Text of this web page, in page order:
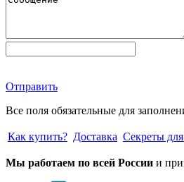
Отправить
Все поля обязательные для
Как купить? Доставка Секреты
Мы работаем по всей России и